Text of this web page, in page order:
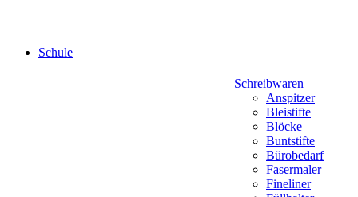
Schule
Schreibwaren
Anspitzer
Bleistifte
Blöcke
Buntstifte
Bürobedarf
Fasermaler
Fineliner